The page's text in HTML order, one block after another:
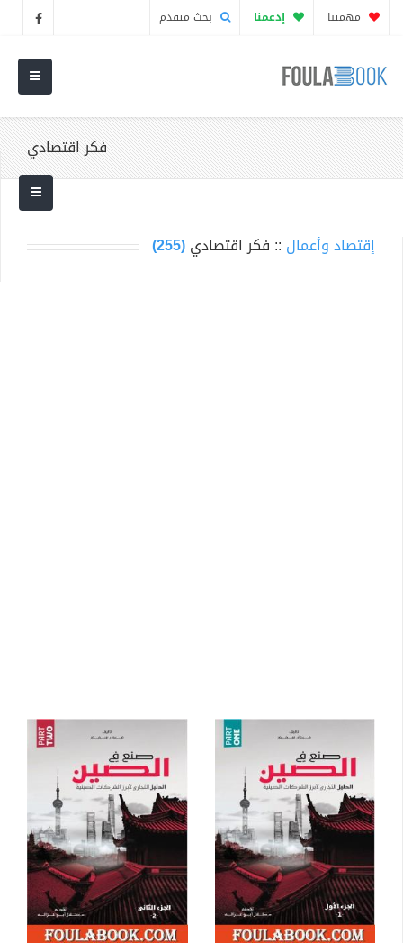
مهمتنا إدعمنا بحث متقدم
فكر اقتصادي
إقتصاد وأعمال :: فكر اقتصادي(255)